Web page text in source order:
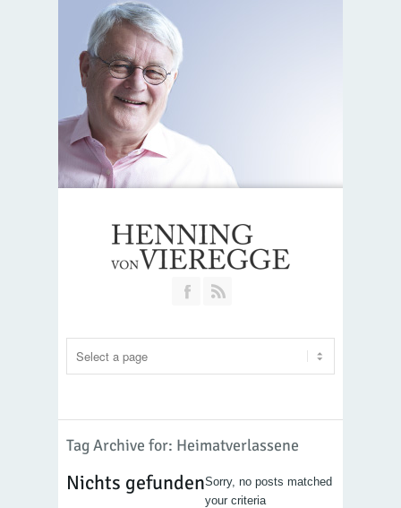
Join our Facebook Group
Tag Archive for: Heimatverlassene
Nichts gefundenSorry, no posts matched
your criteria